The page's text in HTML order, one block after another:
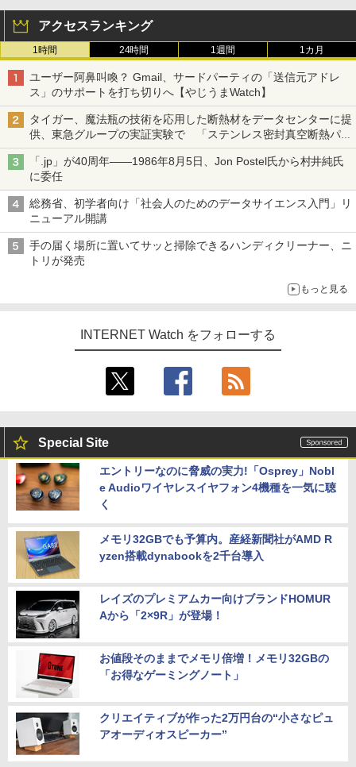
アクセスランキング
1時間 24時間 1週間 1カ月
ユーザー阿鼻叫喚？ Gmail、サードパーティの「送信元アドレ
ス」のサポートを打ち切りへ【やじうまWatch】
タイガー、魔法瓶の技術を応用した断熱材をデータセンターに提
供、東急グループの実証実験で 「ステンレス密封真空断熱パネ
ル TIVIP」
「.jp」が40周年――1986年8月5日、Jon Postel氏から村井純氏
に委任
総務省、初学者向け「社会人のためのデータサイエンス入門」リ
ニューアル開講
手の届く場所に置いてサッと掃除できるハンディクリーナー、ニ
トリが発売
もっと見る
INTERNET Watch をフォローする
Special Site
エントリーなのに脅威の実力!「Osprey」Nobl
e Audioワイヤレスイヤフォン4機種を一気に聴
く
メモリ32GBでも予算内。産経新聞社がAMD R
yzen搭載dynabookを2千台導入
レイズのプレミアムカー向けブランドHOMUR
Aから「2×9R」が登場！
お値段そのままでメモリ倍増！メモリ32GBの
「お得なゲーミングノート」
クリエイティブが作った2万円台の“小さなピュ
アオーディオスピーカー”